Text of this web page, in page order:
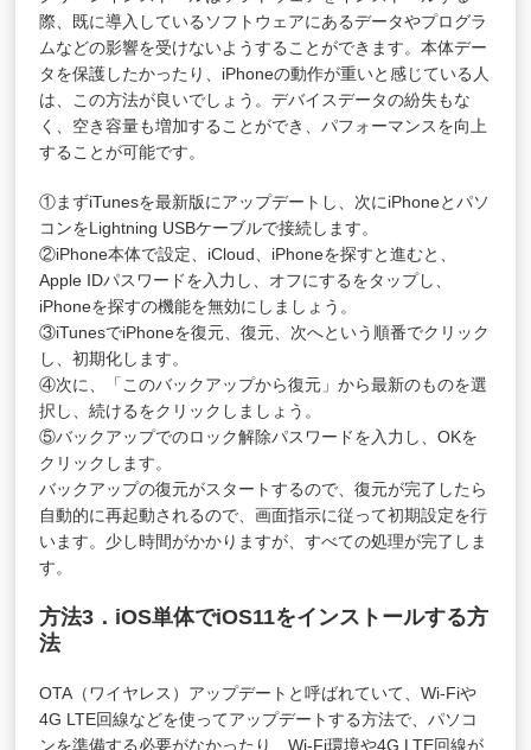
際、既に導入しているソフトウェアにあるデータやプログラ
ムなどの影響を受けないようすることができます。本体デー
タを保護したかったり、iPhoneの動作が重いと感じている人
は、この方法が良いでしょう。デバイスデータの紛失もな
く、空き容量も増加することができ、パフォーマンスを向上
することが可能です。
①まずiTunesを最新版にアップデートし、次にiPhoneとパソ
コンをLightning USBケーブルで接続します。
②iPhone本体で設定、iCloud、iPhoneを探すと進むと、
Apple IDパスワードを入力し、オフにするをタップし、
iPhoneを探すの機能を無効にしましょう。
③iTunesでiPhoneを復元、復元、次へという順番でクリック
し、初期化します。
④次に、「このバックアップから復元」から最新のものを選
択し、続けるをクリックしましょう。
⑤バックアップでのロック解除パスワードを入力し、OKを
クリックします。
バックアップの復元がスタートするので、復元が完了したら
自動的に再起動されるので、画面指示に従って初期設定を行
います。少し時間がかかりますが、すべての処理が完了しま
す。
方法3．iOS単体でiOS11をインストールする方
法
OTA（ワイヤレス）アップデートと呼ばれていて、Wi-Fiや
4G LTE回線などを使ってアップデートする方法で、パソコ
ンを準備する必要がなかったり、Wi-Fi環境や4G LTE回線が